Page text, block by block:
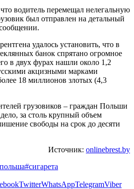
водитель перемещал нелегальную
был отправлен на детальный
удалось установить, что в
банок спрятано огромное
в двух фурах нашли около 1,2
акцизными марками
18 миллионов злотых (4,3
грузовиков – граждан Польши
за столь крупный объем
свободы на срок до десяти
Источник: onlinebrest.by
#сигарета
TwitterWhatsAppTelegramViber